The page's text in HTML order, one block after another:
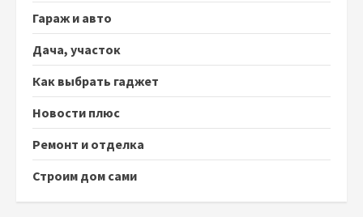
Гараж и авто
Дача, участок
Как выбрать гаджет
Новости плюс
Ремонт и отделка
Строим дом сами